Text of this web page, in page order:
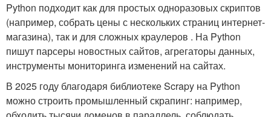
Python подходит как для простых одноразовых скриптов
(например, собрать цены с нескольких страниц интернет-
магазина), так и для сложных краулеров . На Python
пишут парсеры новостных сайтов, агрегаторы данных,
инструменты мониторинга изменений на сайтах.
В 2025 году благодаря библиотеке Scrapy на Python
можно строить промышленный скрапинг: например,